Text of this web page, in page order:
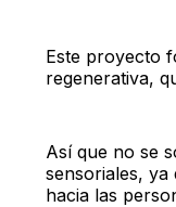
Este proyecto
regenerativa,
Así que no se
sensoriales,
hacia las